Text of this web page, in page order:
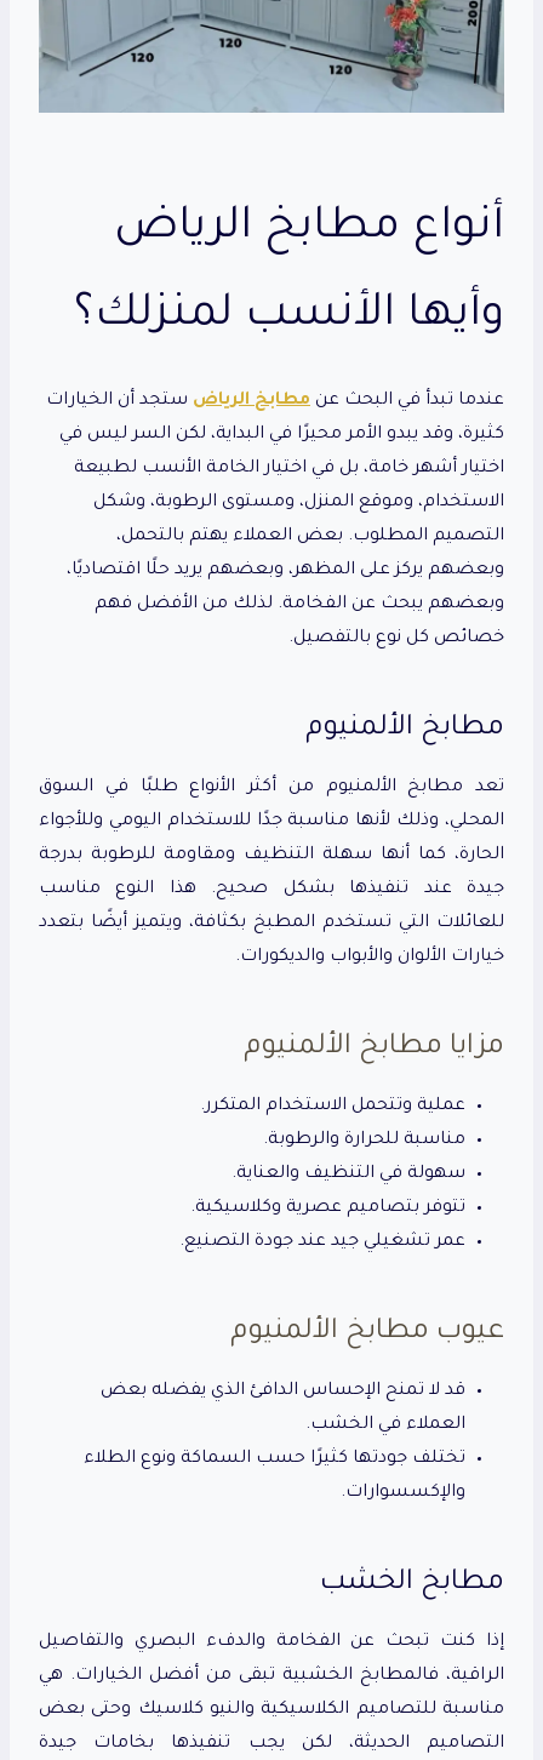
أنواع مطابخ الرياض
وأيها الأنسب لمنزلك؟
عندما تبدأ في البحث عن مطابخ الرياض ستجد أن الخيارات
كثيرة، وقد يبدو الأمر محيرًا في البداية، لكن السر ليس في
اختيار أشهر خامة، بل في اختيار الخامة الأنسب لطبيعة
الاستخدام، وموقع المنزل، ومستوى الرطوبة، وشكل
التصميم المطلوب. بعض العملاء يهتم بالتحمل،
وبعضهم يركز على المظهر، وبعضهم يريد حلًا اقتصاديًا،
وبعضهم يبحث عن الفخامة. لذلك من الأفضل فهم
خصائص كل نوع بالتفصيل.
مطابخ الألمنيوم
تعد مطابخ الألمنيوم من أكثر الأنواع طلبًا في السوق
المحلي، وذلك لأنها مناسبة جدًا للاستخدام اليومي وللأجواء
الحارة، كما أنها سهلة التنظيف ومقاومة للرطوبة بدرجة
جيدة عند تنفيذها بشكل صحيح. هذا النوع مناسب
للعائلات التي تستخدم المطبخ بكثافة، ويتميز أيضًا بتعدد
خيارات الألوان والأبواب والديكورات.
مزايا مطابخ الألمنيوم
عملية وتتحمل الاستخدام المتكرر.
مناسبة للحرارة والرطوبة.
سهولة في التنظيف والعناية.
تتوفر بتصاميم عصرية وكلاسيكية.
عمر تشغيلي جيد عند جودة التصنيع.
عيوب مطابخ الألمنيوم
قد لا تمنح الإحساس الدافئ الذي يفضله بعض
العملاء في الخشب.
تختلف جودتها كثيرًا حسب السماكة ونوع الطلاء
والإكسسوارات.
مطابخ الخشب
إذا كنت تبحث عن الفخامة والدفء البصري والتفاصيل
الراقية، فالمطابخ الخشبية تبقى من أفضل الخيارات. هي
مناسبة للتصاميم الكلاسيكية والنيو كلاسيك وحتى بعض
التصاميم الحديثة، لكن يجب تنفيذها بخامات جيدة